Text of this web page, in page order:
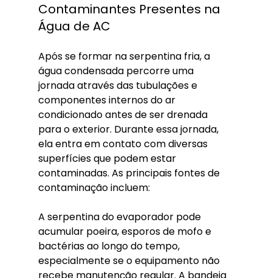
Contaminantes Presentes na
Água de AC
Após se formar na serpentina fria, a
água condensada percorre uma
jornada através das tubulações e
componentes internos do ar
condicionado antes de ser drenada
para o exterior. Durante essa jornada,
ela entra em contato com diversas
superfícies que podem estar
contaminadas. As principais fontes de
contaminação incluem:
A serpentina do evaporador pode
acumular poeira, esporos de mofo e
bactérias ao longo do tempo,
especialmente se o equipamento não